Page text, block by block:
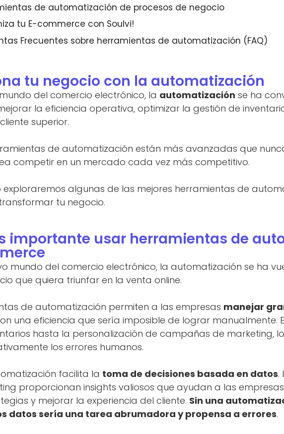
de automatización de procesos de negocio
tu E-commerce con Soulvi!
Frecuentes sobre herramientas de automatización (FAQ)
tu negocio con la automatización
del comercio electrónico, la automatización se ha
la eficiencia operativa, optimizar la gestión de
superior.
de automatización están más avanzadas que
competir en un mercado cada vez más competitivo.
exploraremos algunas de las mejores herramientas de
tu negocio.
importante usar herramientas de
mundo del comercio electrónico, la automatización se ha
que quiera triunfar en la venta online.
de automatización permiten a las empresas manejar
una eficiencia que sería imposible de lograr manualmente.
hasta la personalización de campañas de marketing,
los errores humanos.
facilita la toma de decisiones basada en datos.
proporcionan insights valiosos que ayudan a las
y mejorar la experiencia del cliente. Sin una
datos sería una tarea abrumadora y propensa a errores.